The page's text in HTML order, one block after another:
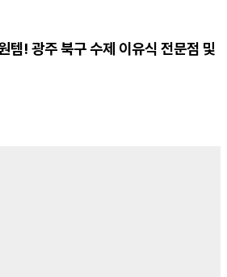
템! 광주 북구 수제 이유식 전문점 및